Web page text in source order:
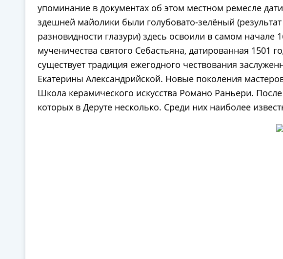
упоминание в документах об этом местном ремесле
здешней майолики были голубовато-зелёный
разновидности глазури) здесь освоили в самом
мученичества святого Себастьяна, датированная 1501
существует традиция ежегодного чествования
Екатерины Александрийской. Новые поколения
Школа керамического искусства Романо Раньери.
которых в Деруте несколько. Среди них наиболее